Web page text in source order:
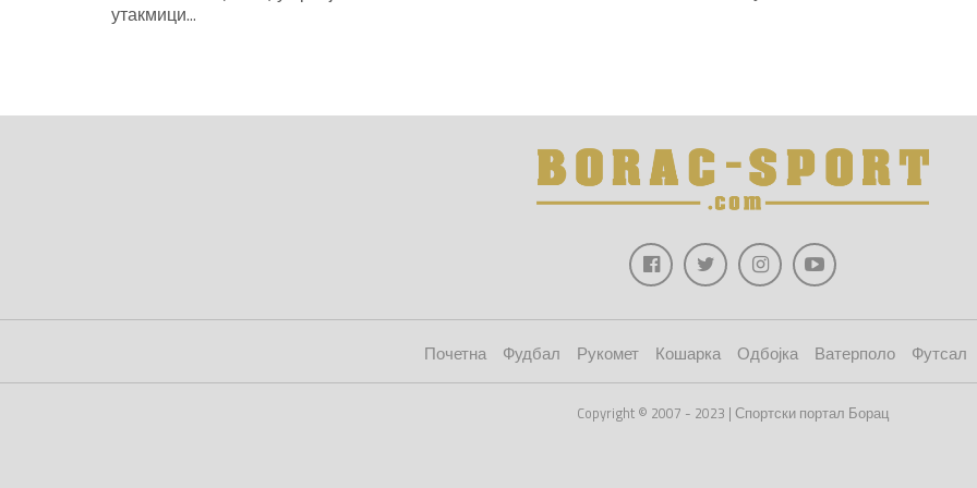
утакмици...
Почетна Фудбал Рукомет Кошарка Одбојка Ватерполо Футсал
Copyright © 2007 - 2023 | Спортски портал Борац